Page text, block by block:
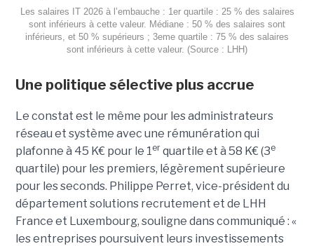
Les salaires IT 2026 à l’embauche : 1er quartile : 25 % des salaires
sont inférieurs à cette valeur. Médiane : 50 % des salaires sont
inférieurs, et 50 % supérieurs ; 3eme quartile : 75 % des salaires
sont inférieurs à cette valeur. (Source : LHH)
Une politique sélective plus accrue
Le constat est le même pour les administrateurs
réseau et système avec une rémunération qui
plafonne à 45 K€ pour le 1 erquartile et à 58 K€ (3e
quartile) pour les premiers, légèrement supérieure
pour les seconds. Philippe Perret, vice-président du
département solutions recrutement et de LHH
France et Luxembourg, souligne dans communiqué : «
les entreprises poursuivent leurs investissements